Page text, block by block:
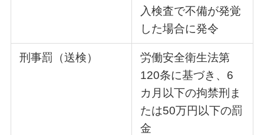
入検査で不備が発覚
した場合に発令
刑事罰（送検）
労働安全衛生法第
120条に基づき、6
カ月以下の拘禁刑ま
たは50万円以下の罰
金